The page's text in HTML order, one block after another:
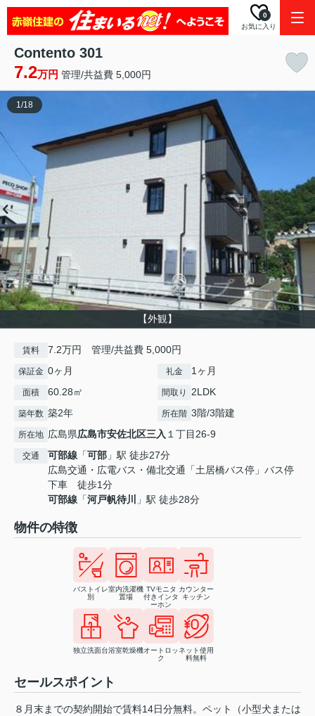
お気に入り
0
Contento 301
7.2万円 管理/共益費 5,000円
【外観】
1/18
賃料 7.2万円 管理/共益費 5,000円
保証金 0ヶ月 礼金 1ヶ月
面積 60.28㎡ 間取り 2LDK
築年数 築2年 所在階 3階/3階建
所在地 広島県広島市安佐北区三入 １丁目26-9
交通 可部線 「可部 」駅 徒歩27分
広島交通・広電バス・備北交通「土居橋バス停」バス停
下車 徒歩1分
可部線 「河戸帆待川 」駅 徒歩28分
物件の特徴
バストイレ
別
室内洗濯機
置場
TVモニタ
付きインタ
ーホン
カウンター
キッチン
独立洗面台浴室乾燥機オートロッ
ク
ネット使用
料無料
セールスポイント
８月末までの契約開始で賃料14日分無料。ペット（小型犬または